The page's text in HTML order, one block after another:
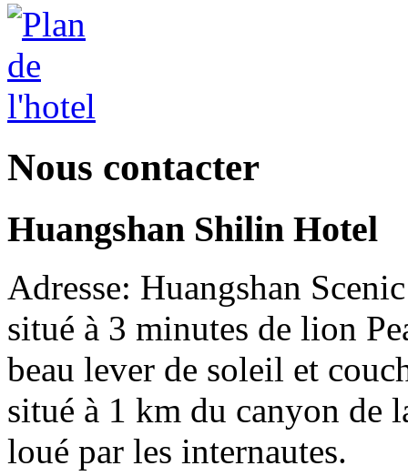
Nous contacter
Huangshan Shilin Hotel
Adresse: Huangshan
situé à 3 minutes de lion
beau lever de soleil et
situé à 1 km du canyon de
loué par les internautes.